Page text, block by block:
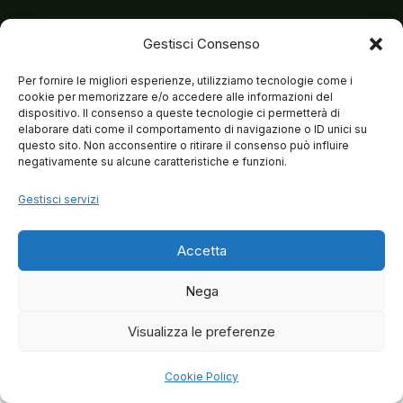
Gestisci Consenso
Per fornire le migliori esperienze, utilizziamo tecnologie come i
cookie per memorizzare e/o accedere alle informazioni del
dispositivo. Il consenso a queste tecnologie ci permetterà di
elaborare dati come il comportamento di navigazione o ID unici su
questo sito. Non acconsentire o ritirare il consenso può influire
negativamente su alcune caratteristiche e funzioni.
Gestisci servizi
Accetta
Nega
Visualizza le preferenze
Cookie Policy